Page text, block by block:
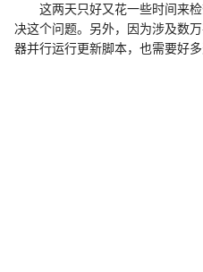
这两天只好又花一些时间来检
决这个问题。另外，因为涉及数
器并行运行更新脚本，也需要好